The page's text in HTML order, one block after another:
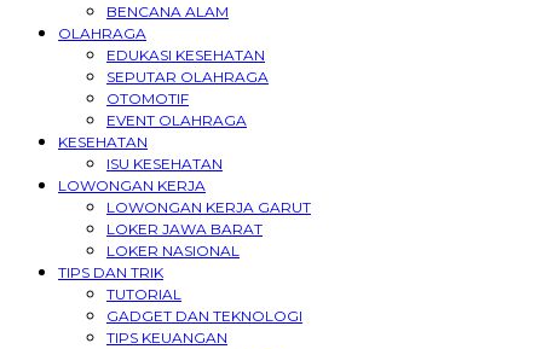
BENCANA ALAM
OLAHRAGA
EDUKASI KESEHATAN
SEPUTAR OLAHRAGA
OTOMOTIF
EVENT OLAHRAGA
KESEHATAN
ISU KESEHATAN
LOWONGAN KERJA
LOWONGAN KERJA GARUT
LOKER JAWA BARAT
LOKER NASIONAL
TIPS DAN TRIK
TUTORIAL
GADGET DAN TEKNOLOGI
TIPS KEUANGAN